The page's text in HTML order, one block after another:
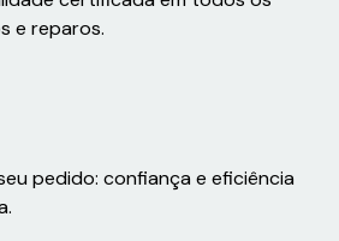
e reparos.
pedido: confiança e eficiência